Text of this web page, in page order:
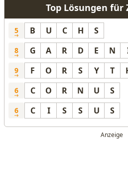
Top Lösungen für
5 B U C H S
8 G A R D E N
9 F O R S Y T
6 C O R N U S
6 C I S S U S